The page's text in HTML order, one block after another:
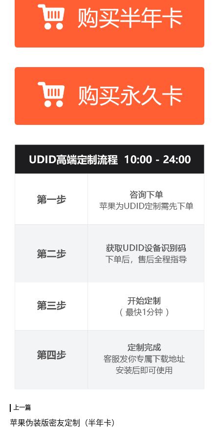
苹果伪装版密友定制（半年卡）